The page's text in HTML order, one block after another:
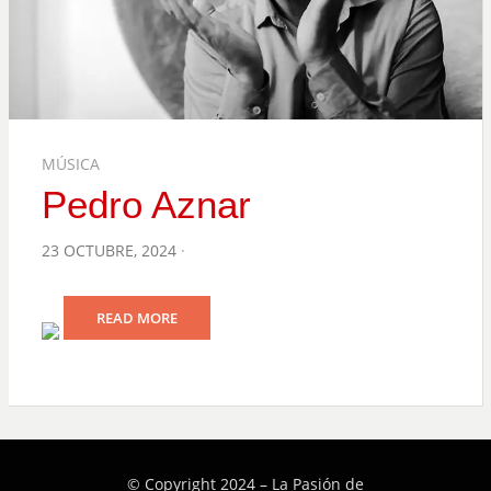
MÚSICA
Pedro Aznar
POSTED
23 OCTUBRE, 2024
READ MORE
© Copyright 2024 – La Pasión de